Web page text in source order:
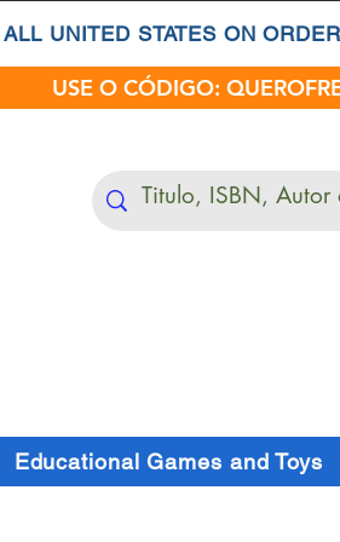
UNITED STATES ON
USE O CÓDIGO:
Educational Games and Toys